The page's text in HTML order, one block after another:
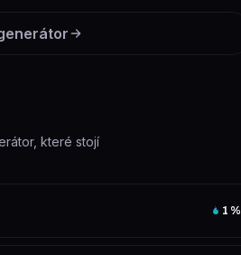
které stojí
1 %